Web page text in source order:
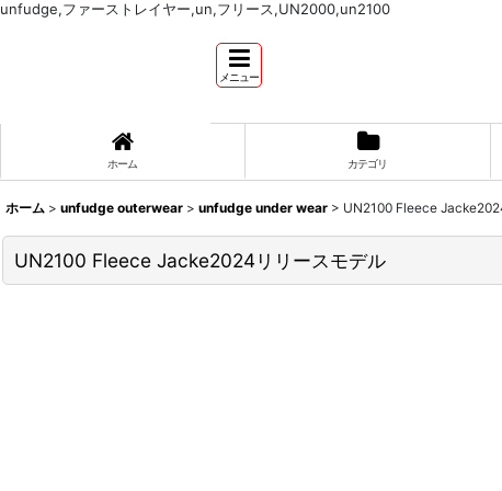
unfudge,ファーストレイヤー,un,フリース,UN2000,un2100
メニュー
ホーム カテゴリ
ホーム > unfudge outerwear > unfudge under wear > UN2100 Fleece
UN2100 Fleece Jacke2024リリースモデル